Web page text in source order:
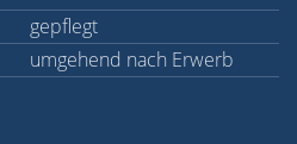
gepflegt
umgehend nach Erwerb